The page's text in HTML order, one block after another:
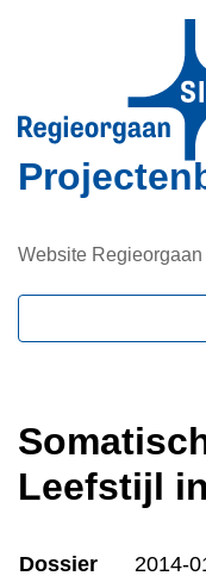
de
inhoud
gaan
Website Regieorgaan
Leefstijl
Dossier
2014-